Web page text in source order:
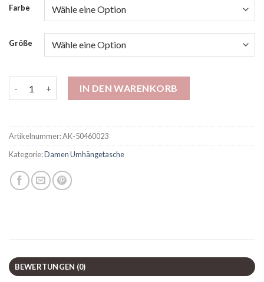
Farbe
Größe
IN DEN WARENKORB
Artikelnummer:AK-50460023
Kategorie:Damen Umhängetasche
BEWERTUNGEN (0)